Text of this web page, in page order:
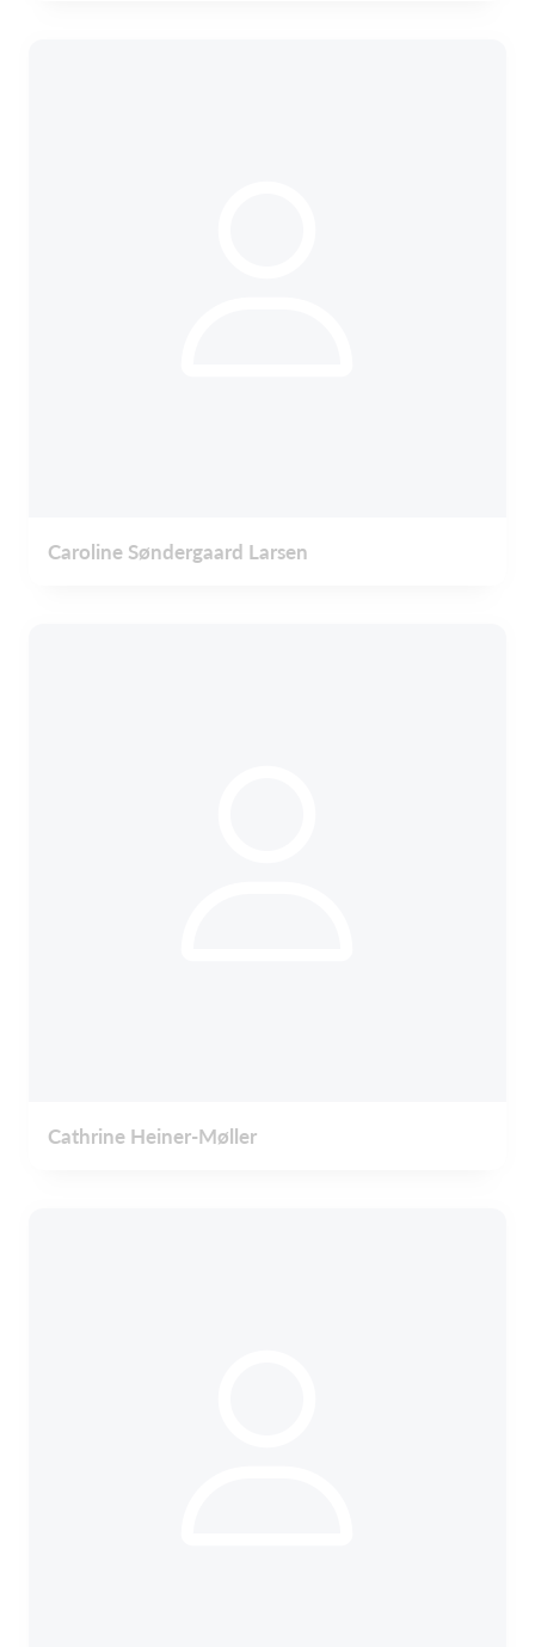
Caroline Søndergaard Larsen
Cathrine Heiner-Møller